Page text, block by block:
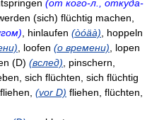
(от кого-л., откуда-
(sich) flüchtig machen,
, hinlaufen (òóäà) , hoppeln
, loofen (о времени) , lopen
(D) (вслед) , pinschern,
sich flüchten, sich flüchtig
(vor D) fliehen, flüchten,